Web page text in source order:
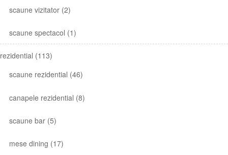
scaune vizitator (2)
scaune spectacol (1)
rezidential (113)
scaune rezidential (46)
canapele rezidential (8)
scaune bar (5)
mese dining (17)